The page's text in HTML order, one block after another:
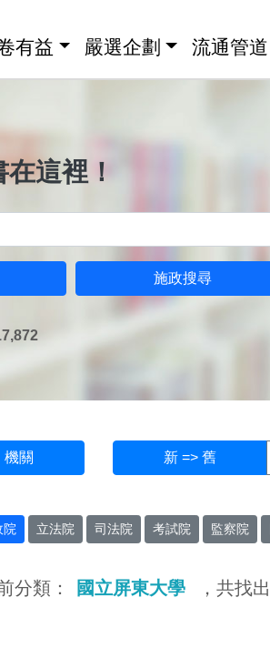
有益 嚴選企劃 流通管道
這裡！
施政搜尋
機關 新 => 舊
院 立法院 司法院 考試院 監察院
分類： 國立屏東大學 ，共找出